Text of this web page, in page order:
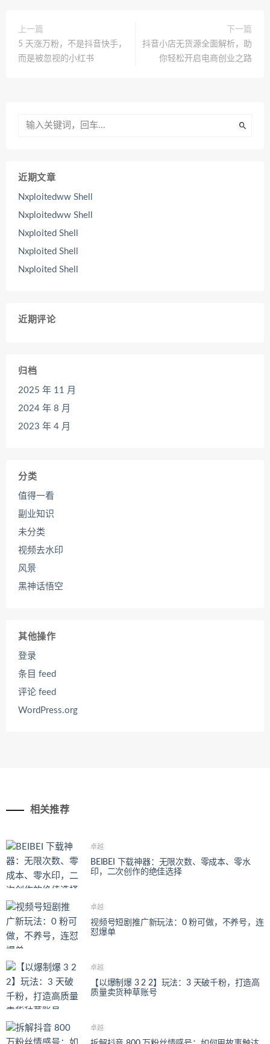
上一篇
5 天涨万粉，不是抖音快手，
而是被忽视的小红书
下一篇
抖音小店无货源全面解析，助
你轻松开启电商创业之路
近期文章
Nxploitedww Shell
Nxploitedww Shell
Nxploited Shell
Nxploited Shell
Nxploited Shell
近期评论
归档
2025 年 11 月
2024 年 8 月
2023 年 4 月
分类
值得一看
副业知识
未分类
视频去水印
风景
黑神话悟空
其他操作
登录
条目 feed
评论 feed
WordPress.org
相关推荐
卓越
BEIBEI 下载神器：无限次数、零成本、零水
印，二次创作的绝佳选择
卓越
视频号短剧推广新玩法：0 粉可做，不养号，连
怼爆单
卓越
【以爆制爆 3 2 2】玩法：3 天破千粉，打造高
质量卖货种草账号
卓越